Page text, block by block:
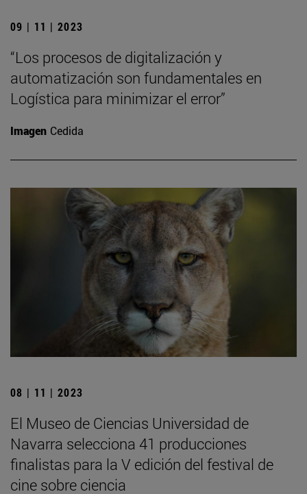
09 | 11 | 2023
“Los procesos de digitalización y
automatización son fundamentales en
Logística para minimizar el error”
Imagen Cedida
08 | 11 | 2023
El Museo de Ciencias Universidad de
Navarra selecciona 41 producciones
finalistas para la V edición del festival de
cine sobre ciencia